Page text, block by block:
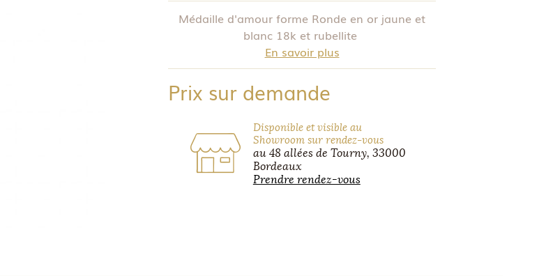
Médaille d'amour forme Ronde en or jaune et
blanc 18k et rubellite
En savoir plus
Prix sur demande
Disponible et visible au
Showroom sur rendez-vous
au 48 allées de Tourny, 33000
Bordeaux
Prendre rendez-vous